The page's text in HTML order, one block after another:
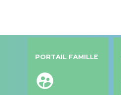
PORTAIL FAMILLE
supervised_user_circle